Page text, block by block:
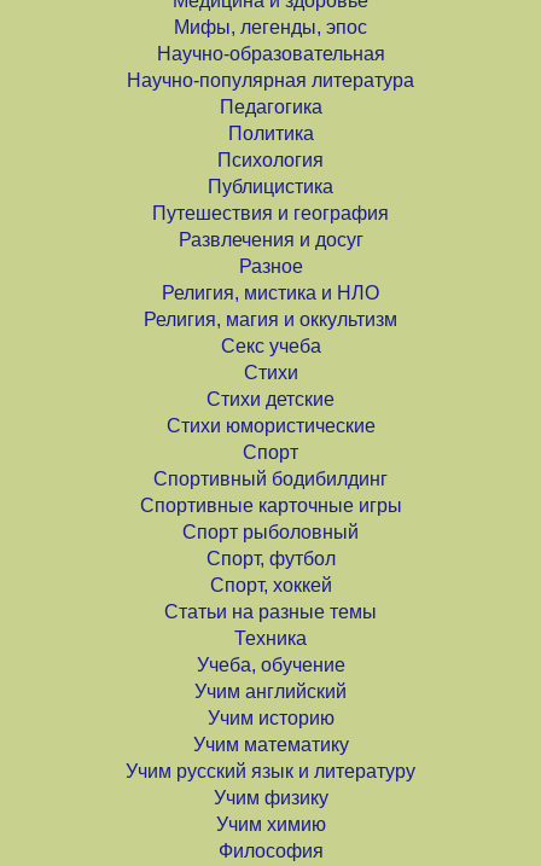
Мифы, легенды, эпос
Научно-образовательная
Научно-популярная литература
Педагогика
Политика
Психология
Публицистика
Путешествия и география
Развлечения и досуг
Разное
Религия, мистика и НЛО
Религия, магия и оккультизм
Секс учеба
Стихи
Стихи детские
Стихи юмористические
Спорт
Спортивный бодибилдинг
Спортивные карточные игры
Спорт рыболовный
Спорт, футбол
Спорт, хоккей
Статьи на разные темы
Техника
Учеба, обучение
Учим английский
Учим историю
Учим математику
Учим русский язык и литературу
Учим физику
Учим химию
Философия